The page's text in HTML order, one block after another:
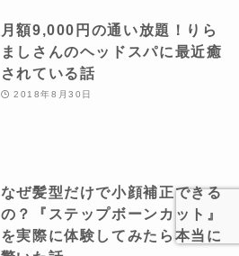
月額9,000円の通い放題！りら
ましさんのヘッドスパに最近癒
されている話
2018年8月30日
なぜ髪型だけで小顔補正できる
の？『ステップボーンカット』
を実際に体験してみたら本当に